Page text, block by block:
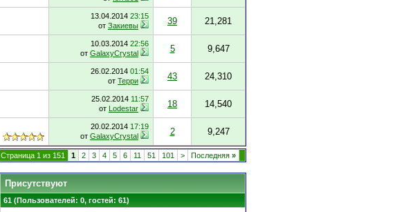
13.04.2014 23:15
от Закиевы 39 21,281
10.03.2014 22:56
от GalaxyCrystal 5 9,647
26.02.2014 01:54
от Терри 43 24,310
25.02.2014 11:57
от Lodestar 18 14,540
20.02.2014 17:19
от GalaxyCrystal 2 9,247
Страница 1 из 151 1 2 3 4 5 6 11 51 101 > Последняя »
Присутствуют
61 (Пользователей: 0, гостей: 61)